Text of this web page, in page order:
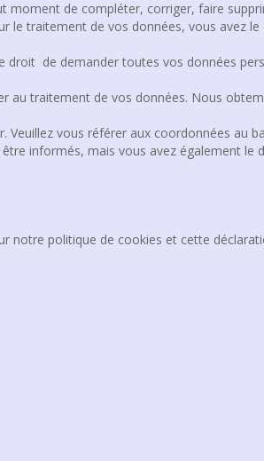
moment de compléter, corriger, faire
le traitement de vos données, vous
droit de demander toutes vos données
au traitement de vos données. Nous
Veuillez vous référer aux coordonnées au
informés, mais vous avez également
notre politique de cookies et cette